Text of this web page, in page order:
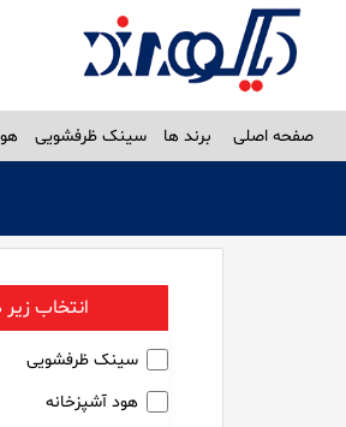
صفحه اصلی برند ها سینک ظرفشویی
انتخاب
سینک ظرفشویی
هود آشپزخانه